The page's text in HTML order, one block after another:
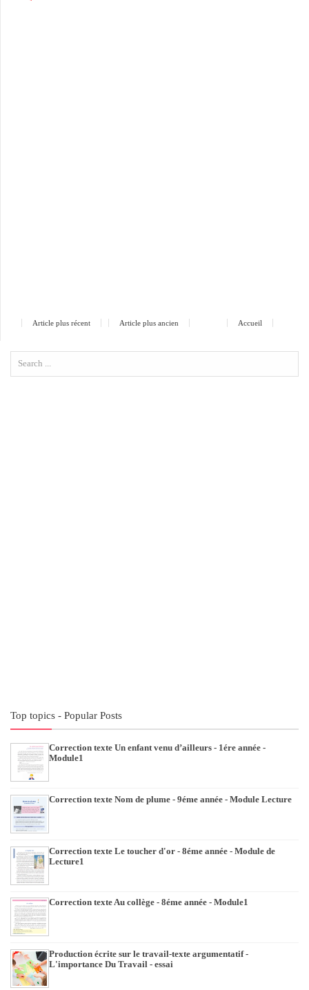
Article plus récent Article plus ancien Accueil
Top topics - Popular Posts
Correction texte Un enfant venu d’ailleurs - 1ére année -
Module1
Correction texte Nom de plume - 9éme année - Module Lecture
Correction texte Le toucher d'or - 8éme année - Module de
Lecture1
Correction texte Au collège - 8éme année - Module1
Production écrite sur le travail-texte argumentatif -
L'importance Du Travail - essai